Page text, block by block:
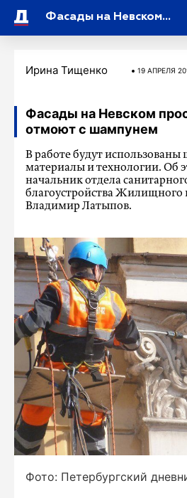
Фасады на Невском проспекте отмоют с шампунем
Ирина Тищенко 19 АПРЕЛЯ
Фасады на Невском
отмоют с шампунем
В работе будут
материалы и технологии. Об
начальник отдела
благоустройства Жилищного
Владимир Латыпов.
Фото: Петербургский